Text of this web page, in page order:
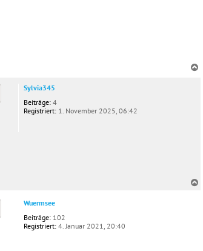
Sylvia345
Beiträge: 4
Registriert: 1. November 2025, 06:42
Wuermsee
Beiträge: 102
Registriert: 4. Januar 2021, 20:40